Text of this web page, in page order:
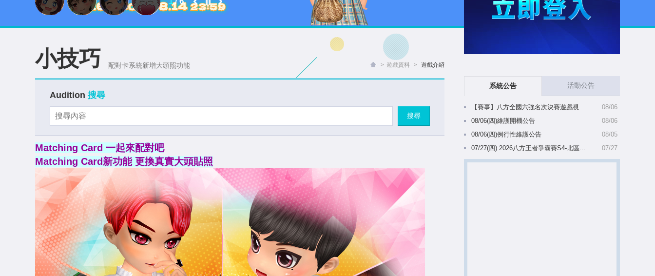
小技巧 配對卡系統新增大頭照功能 > 遊戲資料 > 遊戲介紹
Audition 搜尋
搜尋
Matching Card 一起來配對吧
Matching Card新功能 更換真實大頭貼照
系統公告
【賽事】八方全國六強名次決賽遊戲視窗比例變更公告(08/07 10:39更新)
08/06
08/06(四)維護開機公告
08/06
08/06(四)例行性維護公告
08/05
07/27(四) 2026八方王者爭霸賽S4-北區備選名單陸續出爐(8/5 10:28更新)
07/27
活動公告